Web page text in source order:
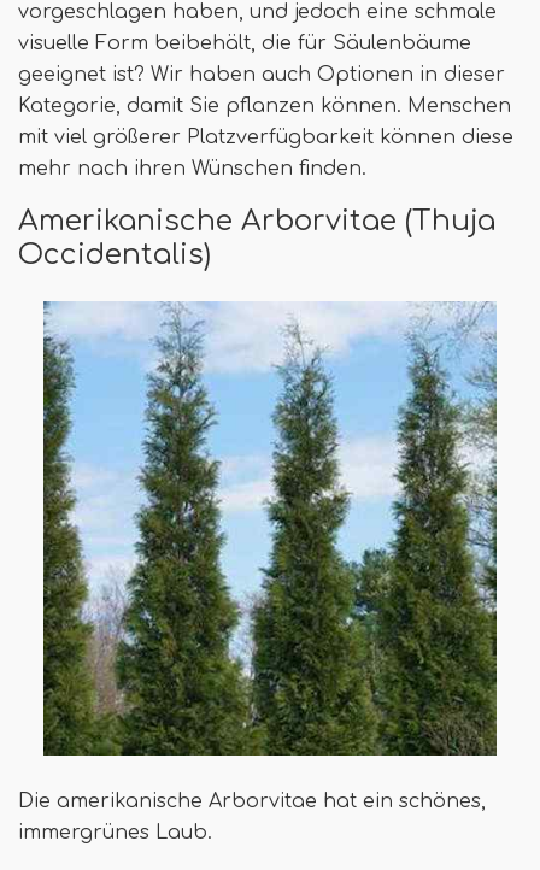
vorgeschlagen haben, und jedoch eine schmale
visuelle Form beibehält, die für Säulenbäume
geeignet ist? Wir haben auch Optionen in dieser
Kategorie, damit Sie pflanzen können. Menschen
mit viel größerer Platzverfügbarkeit können diese
mehr nach ihren Wünschen finden.
Amerikanische Arborvitae (Thuja
Occidentalis)
Die amerikanische Arborvitae hat ein schönes,
immergrünes Laub.